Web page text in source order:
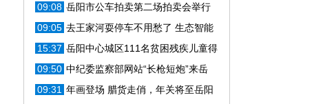
待300余考生
09:08 岳阳市公车拍卖第二场拍卖会举行
时间敲定
09:05 去王家河耍停车不用愁了 生态智能
停车场明年开建
15:37 岳阳中心城区111名贫困残疾儿童得
到免费康复救助
09:50 中纪委监察部网站“长枪短炮”来岳
阳，这是要干啥？
09:31 年画登场 腊货走俏，年关将至岳阳